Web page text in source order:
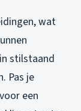
wat
stilstaand
Pas je
een